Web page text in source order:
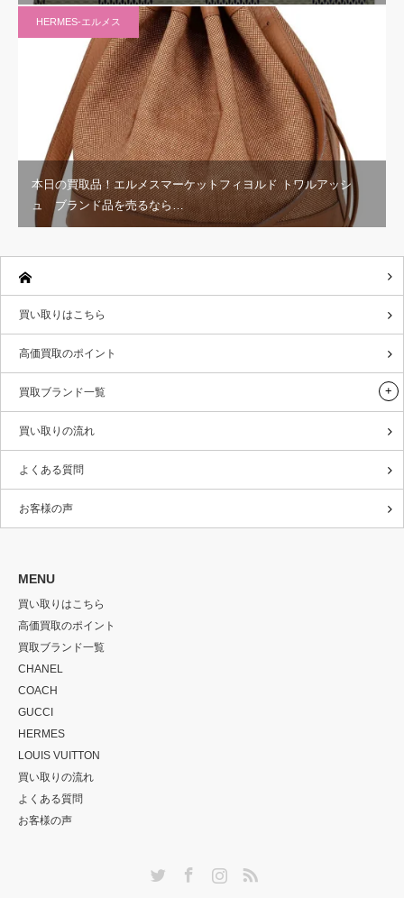
HERMES-エルメス
本日の買取品！エルメスマーケットフィヨルド トワルアッシ
ュ ブランド品を売るなら…
買い取りはこちら
高価買取のポイント
買取ブランド一覧
買い取りの流れ
よくある質問
お客様の声
MENU
買い取りはこちら
高価買取のポイント
買取ブランド一覧
CHANEL
COACH
GUCCI
HERMES
LOUIS VUITTON
買い取りの流れ
よくある質問
お客様の声